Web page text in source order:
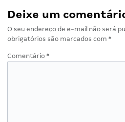
Deixe um
O seu endereço de e-mail não será
obrigatórios são marcados com *
Comentário *